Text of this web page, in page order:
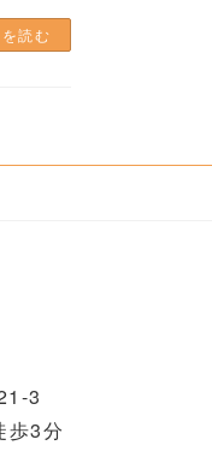
読む
3
歩3分